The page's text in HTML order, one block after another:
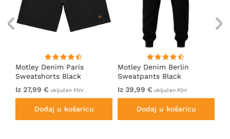
Motley Denim Paris
Sweatshorts Black
Iz 27,99 € uključen PDV
Dodaj u košaricu
Motley Denim Berlin
Sweatpants Black
Iz 39,99 € uključen PDV
Dodaj u košaricu